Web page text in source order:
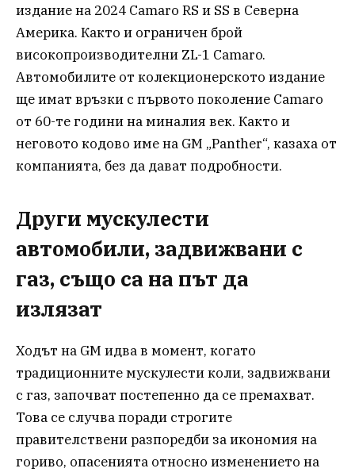
издание на 2024 Camaro RS и SS в Северна
Америка. Както и ограничен брой
високопроизводителни ZL-1 Camaro.
Автомобилите от колекционерското издание
ще имат връзки с първото поколение Camaro
от 60-те години на миналия век. Както и
неговото кодово име на GM „Panther“, казаха от
компанията, без да дават подробности.
Други мускулести
автомобили, задвижвани с
газ, също са на път да
излязат
Ходът на GM идва в момент, когато
традиционните мускулести коли, задвижвани
с газ, започват постепенно да се премахват.
Това се случва поради строгите
правителствени разпоредби за икономия на
гориво, опасенията относно изменението на